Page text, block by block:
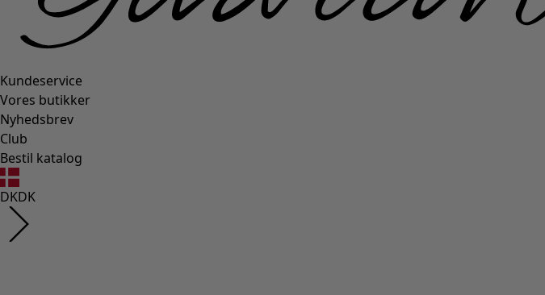
Kundeservice
Vores butikker
Nyhedsbrev
Club
Bestil katalog
DKDK